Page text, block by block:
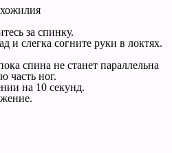
за спинку.
и слегка согните руки в локтях.
спина не станет параллельна
часть ног.
на 10 секунд.